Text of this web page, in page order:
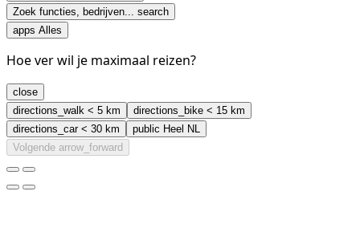
Zoek functies, bedrijven... search
apps Alles
Hoe ver wil je maximaal reizen?
close
directions_walk < 5 km directions_bike < 15 km
directions_car< 30 km public Heel NL
Volgende arrow_forward